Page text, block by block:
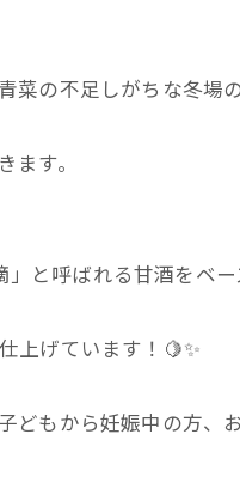
の不足しがちな冬場
す。
」と呼ばれる甘酒をベ
上げています！🍋✨
もから妊娠中の方、